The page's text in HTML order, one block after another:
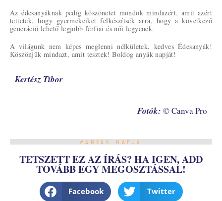
Az édesanyáknak pedig köszönetet mondok mindazért, amit azért
tettetek, hogy gyermekeiket felkészítsék arra, hogy a következő
generáció lehető legjobb férfiai és női legyenek.
A világunk nem képes meglenni nélkületek, kedves Édesanyák!
Köszönjük mindazt, amit tesztek! Boldog anyák napját!
Kertész Tibor
Fotók: © Canva Pro
#ANYÁK NAPJA
TETSZETT EZ AZ ÍRÁS? HA IGEN, ADD
TOVÁBB EGY MEGOSZTÁSSAL!
Facebook Twitter